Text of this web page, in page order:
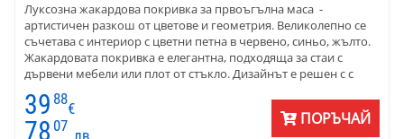
Луксозна жакардова покривка за првоъгълна маса -
артистичен разкош от цветове и геометрия. Великолепно се
съчетава с интериор с цветни петна в червено, синьо, жълто.
Жакардовата покривка е елегантна, подходяща за стаи с
дървени мебели или плот от стъкло. Дизайнът е решен с с
широк артистичен бордюр с геометрия и цвят. Материята е
плътен жакард - памук и полиестер. Покривките са подходящи
за използване в обширен хол. Размерът е 140 х 180 с м.
39 88
€
78 07 ПОРЪЧАЙ